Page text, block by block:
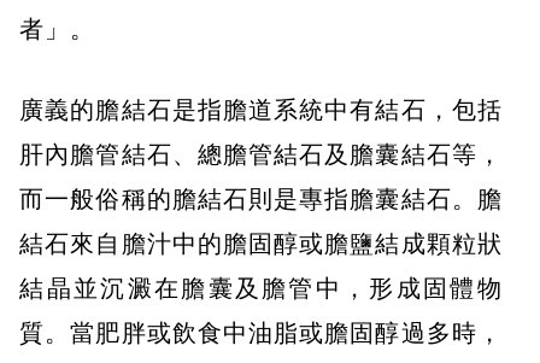
者」。
廣義的膽結石是指膽道系統中有結石，包括
肝內膽管結石、總膽管結石及膽囊結石等，
而一般俗稱的膽結石則是專指膽囊結石。膽
結石來自膽汁中的膽固醇或膽鹽結成顆粒狀
結晶並沉澱在膽囊及膽管中，形成固體物
質。當肥胖或飲食中油脂或膽固醇過多時，